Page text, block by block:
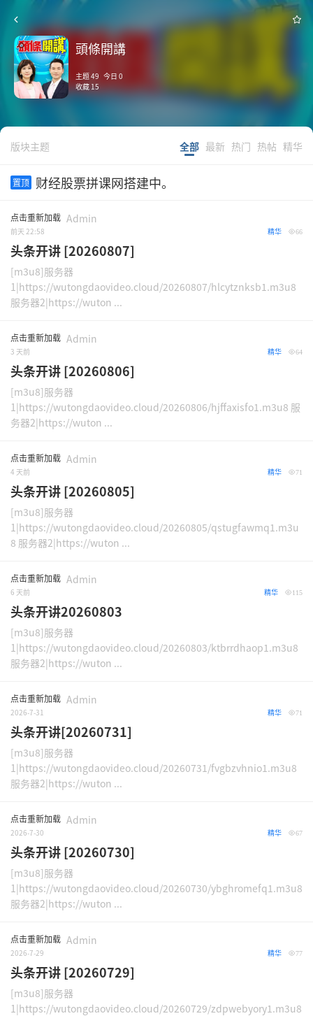
頭條開講
主题 49 今日 0
收藏 15
版块主题 全部 最新 热门 热帖 精华
置顶 财经股票拼课网搭建中。
点击重新加载 Admin
前天 22:58 66
精华
头条开讲 [20260807]
[m3u8]服务器
1|https://wutongdaovideo.cloud/20260807/hlcytznksb1.m3u8
服务器2|https://wuton ...
点击重新加载 Admin
3 天前 64
精华
头条开讲 [20260806]
[m3u8]服务器
1|https://wutongdaovideo.cloud/20260806/hjffaxisfo1.m3u8 服
务器2|https://wuton ...
点击重新加载 Admin
4 天前 71
精华
头条开讲 [20260805]
[m3u8]服务器
1|https://wutongdaovideo.cloud/20260805/qstugfawmq1.m3u
8 服务器2|https://wuton ...
点击重新加载 Admin
6 天前 115
精华
头条开讲20260803
[m3u8]服务器
1|https://wutongdaovideo.cloud/20260803/ktbrrdhaop1.m3u8
服务器2|https://wuton ...
点击重新加载 Admin
2026-7-31 71
精华
头条开讲[20260731]
[m3u8]服务器
1|https://wutongdaovideo.cloud/20260731/fvgbzvhnio1.m3u8
服务器2|https://wuton ...
点击重新加载 Admin
2026-7-30 67
精华
头条开讲 [20260730]
[m3u8]服务器
1|https://wutongdaovideo.cloud/20260730/ybghromefq1.m3u8
服务器2|https://wuton ...
点击重新加载 Admin
2026-7-29 77
精华
头条开讲 [20260729]
[m3u8]服务器
1|https://wutongdaovideo.cloud/20260729/zdpwebyory1.m3u8